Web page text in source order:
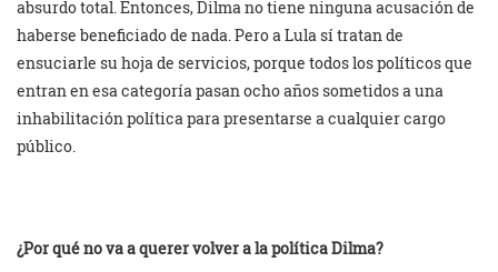
absurdo total. Entonces, Dilma no tiene ninguna acusación de
haberse beneficiado de nada. Pero a Lula sí tratan de
ensuciarle su hoja de servicios, porque todos los políticos que
entran en esa categoría pasan ocho años sometidos a una
inhabilitación política para presentarse a cualquier cargo
público.
¿Por qué no va a querer volver a la política Dilma?